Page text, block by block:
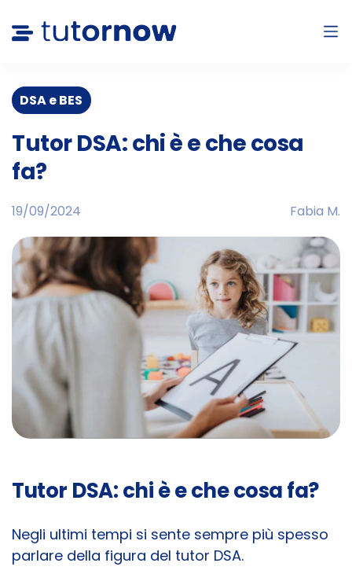
DSA e BES
Tutor DSA: chi è e che cosa
fa?
19/09/2024 Fabia M.
Tutor DSA: chi è e che cosa fa?
Negli ultimi tempi si sente sempre più spesso
parlare della figura del tutor DSA.